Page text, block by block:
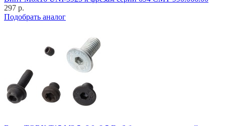
297 р.
Подобрать аналог